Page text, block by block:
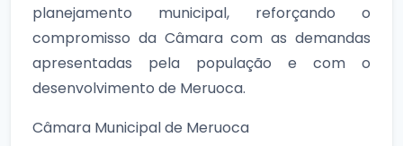
planejamento municipal, reforçando o
compromisso da Câmara com as demandas
apresentadas pela população e com o
desenvolvimento de Meruoca.
Câmara Municipal de Meruoca